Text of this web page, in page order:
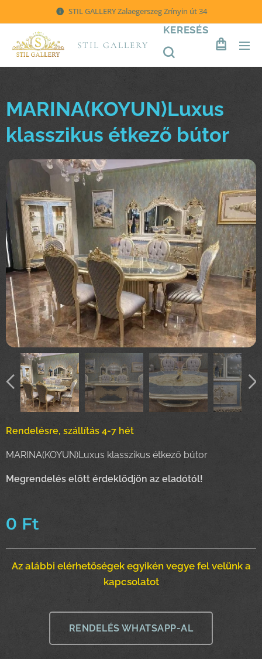
STIL GALLERY Zalaegerszeg Zrínyin út 34
STIL GALLERY
KERESÉS
MARINA(KOYUN)Luxus
klasszikus étkező bútor
Rendelésre, szállítás 4-7 hét
MARINA(KOYUN)Luxus klasszikus étkező bútor
Megrendelés elött érdeklődjön az eladótól!
0 Ft
Az alábbi elérhetőségek egyikén vegye fel velünk a
kapcsolatot
RENDELÉS WHATSAPP-AL